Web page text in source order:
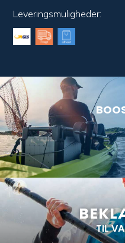
Leveringsmuligheder:
TIL